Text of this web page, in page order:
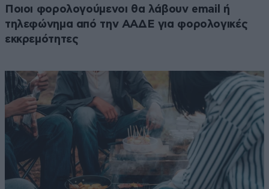
Ποιοι φορολογούμενοι θα λάβουν email ή
τηλεφώνημα από την ΑΑΔΕ για φορολογικές
εκκρεμότητες